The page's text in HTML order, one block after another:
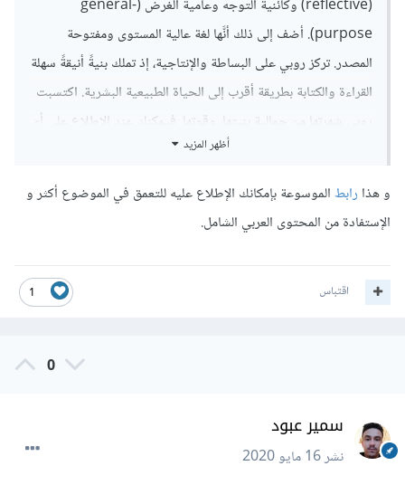
(reflective) وكائنية التوجه وعامية الغرض (general-
purpose). أضف إلى ذلك أنَّها لغة عالية المستوى ومفتوحة
المصدر. تركز روبي على البساطة والإنتاجية، إذ تملك بنيةً أنيقةً سهلة
القراءة والكتابة بطريقة أقرب إلى الحياة الطبيعية البشرية. اكتسبت
روبي شهرتها من جمالية بنيتها، وقوتها. فيمكنك عند الاطلاع على أي
تعبير برمجي في روبي أخذ فكرة أولية عن الوظيفة التي يفعلها دون
أظهر المزيد
و هذا رابطالموسوعة بإمكانك الإطلاع عليه للتعمق في الموضوع أكثر و
الإستفادة من المحتوى العربي الشامل.
1 اقتباس
0
سمير عبود
نشر16 مايو 2020